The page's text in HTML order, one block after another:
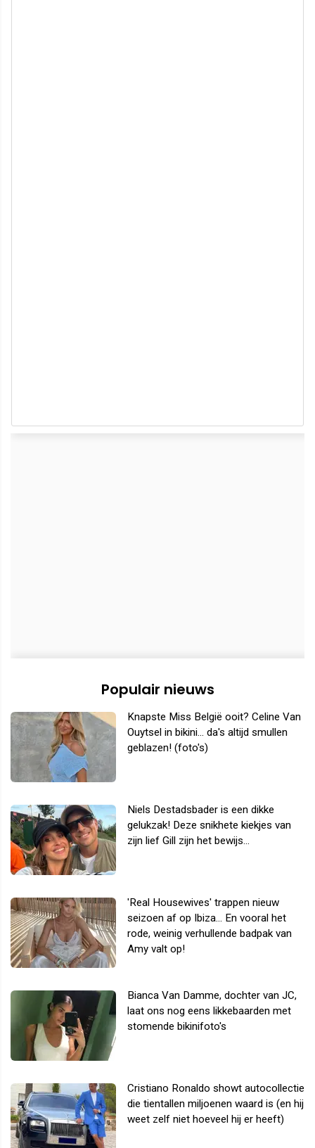
Populair nieuws
Knapste Miss België ooit? Celine Van
Ouytsel in bikini... da's altijd smullen
geblazen! (foto's)
Niels Destadsbader is een dikke
gelukzak! Deze snikhete kiekjes van
zijn lief Gill zijn het bewijs...
'Real Housewives' trappen nieuw
seizoen af op Ibiza... En vooral het
rode, weinig verhullende badpak van
Amy valt op!
Bianca Van Damme, dochter van JC,
laat ons nog eens likkebaarden met
stomende bikinifoto's
Cristiano Ronaldo showt autocollectie
die tientallen miljoenen waard is (en hij
weet zelf niet hoeveel hij er heeft)